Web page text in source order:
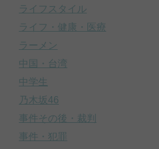
ライフスタイル
ライフ・健康・医療
ラーメン
中国・台湾
中学生
乃木坂46
事件その後・裁判
事件・犯罪